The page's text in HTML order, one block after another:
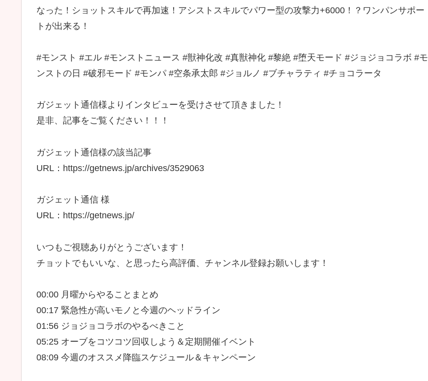
なった！ショットスキルで再加速！アシストスキルでパワー型の攻撃力+6000！？ワンパンサポー
トが出来る！
#モンスト #エル #モンストニュース #獣神化改 #真獣神化 #黎絶 #堕天モード #ジョジョコラボ #モ
ンストの日 #破邪モード #モンパ #空条承太郎 #ジョルノ #ブチャラティ #チョコラータ
ガジェット通信様よりインタビューを受けさせて頂きました！
是非、記事をご覧ください！！！
ガジェット通信様の該当記事
URL：https://getnews.jp/archives/3529063
ガジェット通信 様
URL：https://getnews.jp/
いつもご視聴ありがとうございます！
チョットでもいいな、と思ったら高評価、チャンネル登録お願いします！
00:00 月曜からやることまとめ
00:17 緊急性が高いモノと今週のヘッドライン
01:56 ジョジョコラボのやるべきこと
05:25 オーブをコツコツ回収しよう＆定期開催イベント
08:09 今週のオススメ降臨スケジュール＆キャンペーン